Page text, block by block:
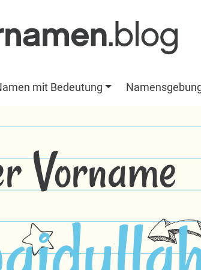
mit Bedeutung
Vorname